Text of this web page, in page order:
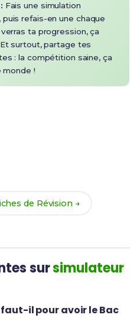
Fais une simulation
refais-en une chaque
ta progression, ça
surtout, partage tes
: la compétition saine, ça
!
de Révision →
sursimulateur
il pour avoir le Bac